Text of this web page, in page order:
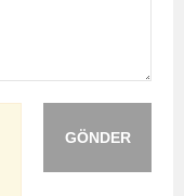
GÖNDER